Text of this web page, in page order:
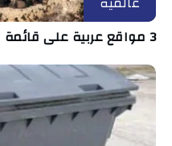
3 مواقع عربية على قائمة التراث العالمي المهدد بالخطر